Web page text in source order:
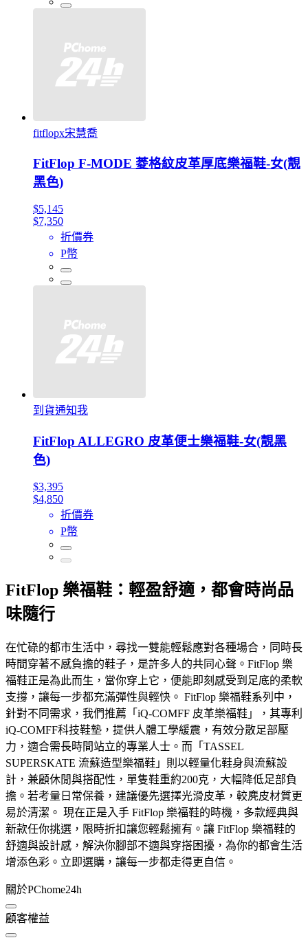
fitflopx宋慧喬
FitFlop F-MODE 菱格紋皮革厚底樂福鞋-女(靚
黑色)
$5,145
$7,350
折價券
P幣
到貨通知我
FitFlop ALLEGRO 皮革便士樂福鞋-女(靚黑
色)
$3,395
$4,850
折價券
P幣
FitFlop 樂福鞋：輕盈舒適，都會時尚品
味隨行
在忙碌的都市生活中，尋找一雙能輕鬆應對各種場合，同時長
時間穿著不感負擔的鞋子，是許多人的共同心聲。FitFlop 樂
福鞋正是為此而生，當你穿上它，便能即刻感受到足底的柔軟
支撐，讓每一步都充滿彈性與輕快。 FitFlop 樂福鞋系列中，
針對不同需求，我們推薦「iQ-COMFF 皮革樂福鞋」，其專利
iQ-COMFF科技鞋墊，提供人體工學緩震，有效分散足部壓
力，適合需長時間站立的專業人士。而「TASSEL
SUPERSKATE 流蘇造型樂福鞋」則以輕量化鞋身與流蘇設
計，兼顧休閒與搭配性，單隻鞋重約200克，大幅降低足部負
擔。若考量日常保養，建議優先選擇光滑皮革，較麂皮材質更
易於清潔。 現在正是入手 FitFlop 樂福鞋的時機，多款經典與
新款任你挑選，限時折扣讓您輕鬆擁有。讓 FitFlop 樂福鞋的
舒適與設計感，解決你腳部不適與穿搭困擾，為你的都會生活
增添色彩。立即選購，讓每一步都走得更自信。
關於PChome24h
顧客權益